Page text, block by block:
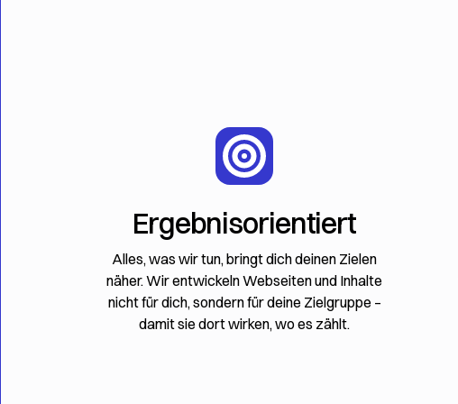
Ergebnisorientiert
Alles, was wir tun, bringt dich deinen Zielen
näher. Wir entwickeln Webseiten und Inhalte
nicht für dich, sondern für deine Zielgruppe –
damit sie dort wirken, wo es zählt.